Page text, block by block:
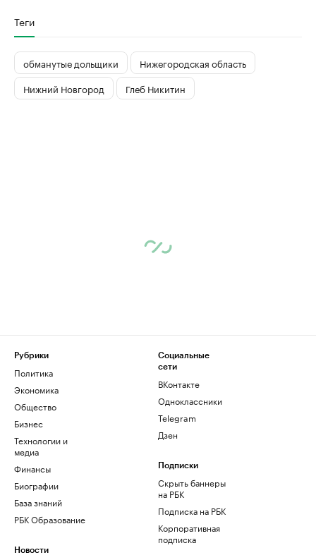
Теги
обманутые дольщики
Нижегородская область
Нижний Новгород
Глеб Никитин
Рубрики
Политика
Экономика
Общество
Бизнес
Технологии и
медиа
Финансы
Биографии
База знаний
РБК Образование
Новости
Социальные
сети
ВКонтакте
Одноклассники
Telegram
Дзен
Подписки
Скрыть баннеры
на РБК
Подписка на РБК
Корпоративная
подписка